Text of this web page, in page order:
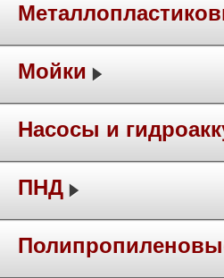
Мойки
Насосы и
ПНД